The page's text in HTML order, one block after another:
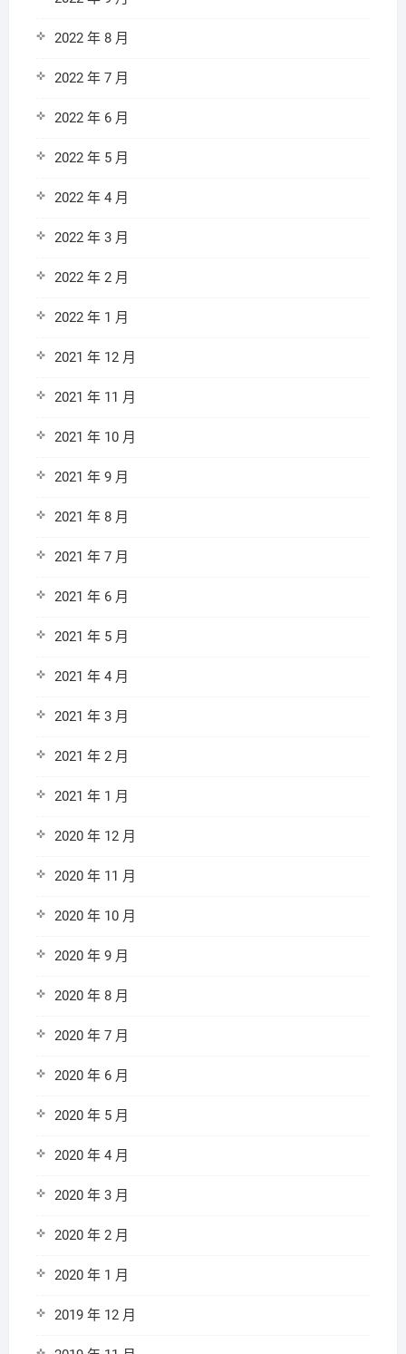
2022 年 8 月
2022 年 7 月
2022 年 6 月
2022 年 5 月
2022 年 4 月
2022 年 3 月
2022 年 2 月
2022 年 1 月
2021 年 12 月
2021 年 11 月
2021 年 10 月
2021 年 9 月
2021 年 8 月
2021 年 7 月
2021 年 6 月
2021 年 5 月
2021 年 4 月
2021 年 3 月
2021 年 2 月
2021 年 1 月
2020 年 12 月
2020 年 11 月
2020 年 10 月
2020 年 9 月
2020 年 8 月
2020 年 7 月
2020 年 6 月
2020 年 5 月
2020 年 4 月
2020 年 3 月
2020 年 2 月
2020 年 1 月
2019 年 12 月